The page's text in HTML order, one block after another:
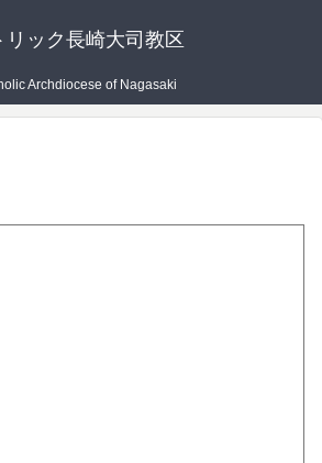
リック長崎大司教区
Archdiocese of Nagasaki